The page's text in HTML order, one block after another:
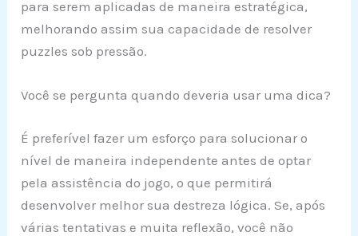
para serem aplicadas de maneira estratégica,
melhorando assim sua capacidade de resolver
puzzles sob pressão.
Você se pergunta quando deveria usar uma dica?
É preferível fazer um esforço para solucionar o
nível de maneira independente antes de optar
pela assistência do jogo, o que permitirá
desenvolver melhor sua destreza lógica. Se, após
várias tentativas e muita reflexão, você não